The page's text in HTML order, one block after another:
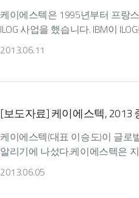
케이에스텍은 1995년부터 프랑
ILOG 사업을 했습니다. IBM이
2013.06.11
[보도자료] 케이에스텍, 2013
케이에스텍(대표 이승도)이 글로
알리기에 나섰다.케이에스텍은
2013.06.05